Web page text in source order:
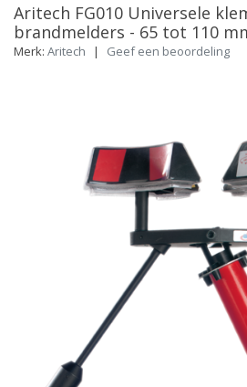
Aritech FG010 Universele
brandmelders - 65 tot 110
Merk: Aritech | Geef een beoordeling